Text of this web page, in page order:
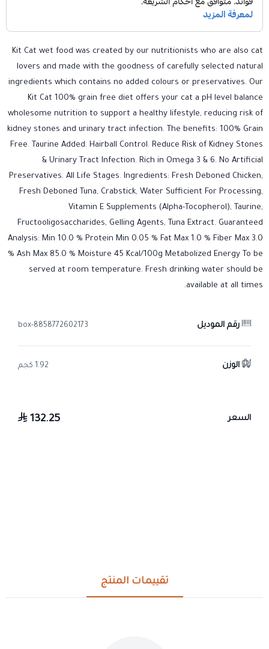
Kit Cat wet food was created by our nutritionists who are also cat
lovers and made with the goodness of carefully selected natural
ingredients which contains no added colours or preservatives. Our
Kit Cat 100% grain free diet offers your cat a pH level balance
wholesome nutrition to support a healthy lifestyle, reducing risk of
kidney stones and urinary tract infection. The benefits: 100% Grain
Free. Taurine Added. Hairball Control. Reduce Risk of Kidney Stones
& Urinary Tract Infection. Rich in Omega 3 & 6. No Artificial
Preservatives. All Life Stages. Ingredients: Fresh Deboned Chicken,
Fresh Deboned Tuna, Crabstick, Water Sufficient For Processing,
Vitamin E Supplements (Alpha-Tocopherol), Taurine,
Fructooligosaccharides, Gelling Agents, Tuna Extract. Guaranteed
Analysis: Min 10.0 % Protein Min 0.05 % Fat Max 1.0 % Fiber Max 3.0
% Ash Max 85.0 % Moisture 45 Kcal/100g Metabolized Energy To be
served at room temperature. Fresh drinking water should be
available at all times.
رقم الموديل 8858772602173-box
الوزن 1.92 كجم
السعر 132.25
تقييمات المنتج